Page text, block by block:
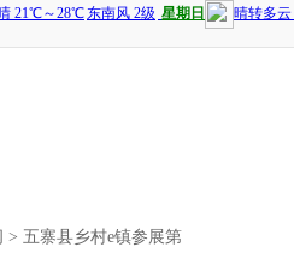
> 五寨县乡村e镇参展第